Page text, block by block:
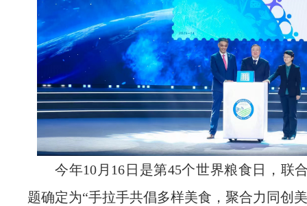
今年10月16日是第45个世界粮食日，联
题确定为“手拉手共倡多样美食，聚合力同创